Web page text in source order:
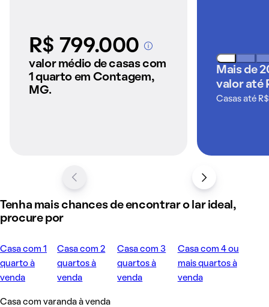
R$ 799.000A partir dos imóveis
anunciados pelo
valor médio de casas com
1 quarto em Contagem,
MG.
Mais de
valor até
Casas até
Tenha mais chances de encontrar o lar ideal,
procure por
Casa com 1
quarto à
venda
Casa com 2
quartos à
venda
Casa com 3
quartos à
venda
Casa com 4 ou
mais quartos à
venda
Casa com varanda à venda